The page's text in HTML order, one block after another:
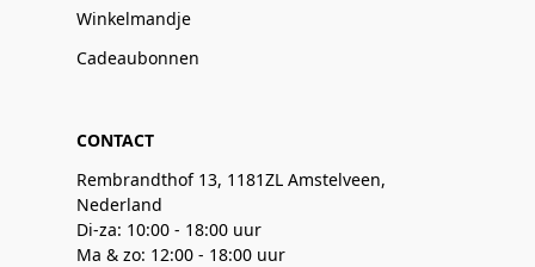
Winkelmandje
Cadeaubonnen
CONTACT
Rembrandthof 13, 1181ZL Amstelveen,
Nederland
Di-za: 10:00 - 18:00 uur
Ma & zo: 12:00 - 18:00 uur